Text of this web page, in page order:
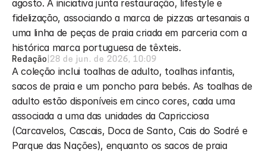
agosto. A iniciativa junta restauração, lifestyle e
fidelização, associando a marca de pizzas artesanais a
uma linha de peças de praia criada em parceria com a
histórica marca portuguesa de têxteis.
Redação 28 de jun. de 2026, 10:09
A coleção inclui toalhas de adulto, toalhas infantis,
sacos de praia e um poncho para bebés. As toalhas de
adulto estão disponíveis em cinco cores, cada uma
associada a uma das unidades da Capricciosa
(Carcavelos, Cascais, Doca de Santo, Cais do Sodré e
Parque das Nações), enquanto os sacos de praia